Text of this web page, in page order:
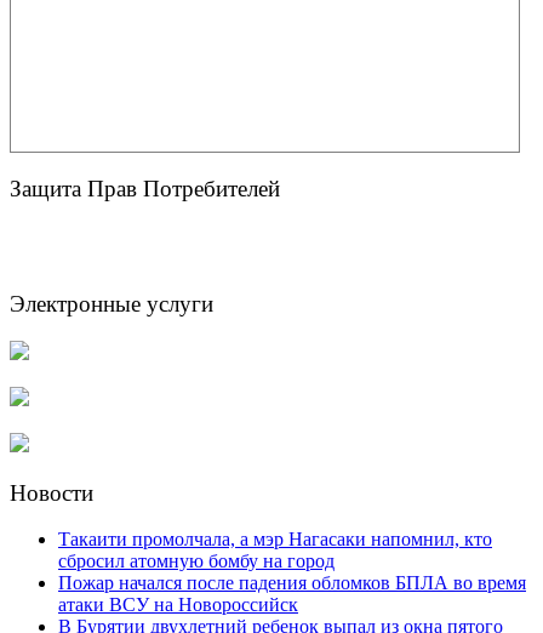
Защита Прав Потребителей
Электронные услуги
Новости
Такаити промолчала, а мэр Нагасаки напомнил, кто
сбросил атомную бомбу на город
Пожар начался после падения обломков БПЛА во время
атаки ВСУ на Новороссийск
В Бурятии двухлетний ребенок выпал из окна пятого